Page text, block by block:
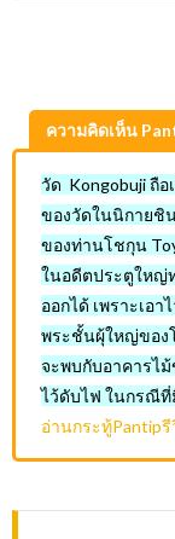
ความคิดเห็น
วัด Kongobuji ถื
ของวัดในนิกายชิ
ของท่านโชกุน
ในอดีตประตูใหญ่
ออกได้ เพราะเอ
พระชั้นผุ้ใหญ่ของ
จะพบกับอาคารไ
ไว้ดับไฟ ในกรณี
อ่านกระทู้Pantip